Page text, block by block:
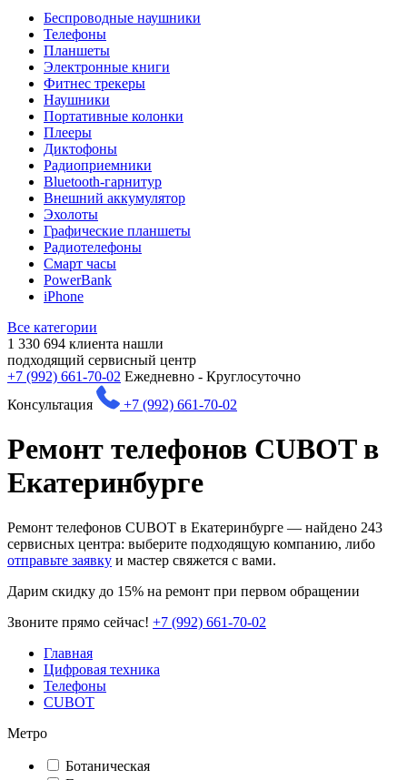
Беспроводные наушники
Телефоны
Планшеты
Электронные книги
Фитнес трекеры
Наушники
Портативные колонки
Плееры
Диктофоны
Радиоприемники
Bluetooth-гарнитур
Внешний аккумулятор
Эхолоты
Графические планшеты
Радиотелефоны
Смарт часы
PowerBank
iPhone
Все категории
1 330 694 клиента нашли
подходящий сервисный центр
+7 (992) 661-70-02 Ежедневно - Круглосуточно
Консультация
+7 (992) 661-70-02
Ремонт телефонов CUBOT в
Екатеринбурге
Ремонт телефонов CUBOT в Екатеринбурге — найдено 243
сервисных центра: выберите подходящую компанию, либо
отправьте заявку и мастер свяжется с вами.
Дарим скидку до 15% на ремонт при первом обращении
Звоните прямо сейчас! +7 (992) 661-70-02
Главная
Цифровая техника
Телефоны
CUBOT
Метро
Ботаническая